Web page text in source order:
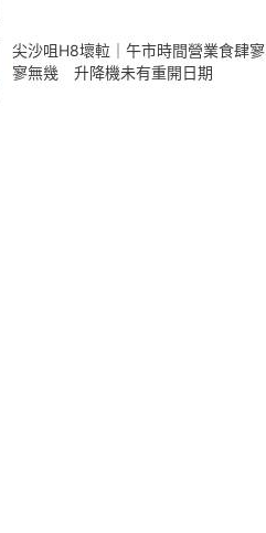
尖沙咀H8壞𨋢｜午市時間營業食肆寥
寥無幾 升降機未有重開日期